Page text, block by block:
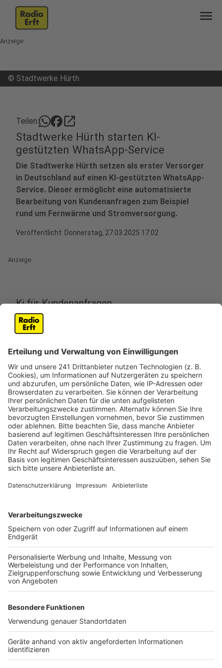
menu
Anzeige
© Stadtwerke Hürth
Teilen: open_in_new
Stadtwerke Hürth starten KI-
gestützten WhatsApp-Service
Die Stadtwerke Hürth setzen als erster Versorger
in Deutschland auf einen KI-gestützten WhatsApp-
Service. Dieser ermöglicht eine automatisierte
Bearbeitung von Kundenanfragen zum Beispiel
rund um Fernwärme und Stromversorgung.
Veröffentlicht: Donnerstag, 27.03.2025 17:02
Anzeige
Ki für Kundenanfragen
Anzeige
Die Stadtwerke Hürth machen es vor – als erster
Versorger in Deutschland setzen die Stadtwerke einen
KI-gestützten WhatsAppService für die Kunden ein.
Das neue System kann selbstständig auf individuelle
Kundenanfragen zur Fernwärme, der Stromversorgung
oder Serviceleistungen wie zum Beispiel
Sperrmüllabholung reagieren, ohne dass ein Mitarbeiter
eingreifen muss. Die KI versteht Kundenfragen und
erstellt automatisch zugeschnittene Antworten, heißt
es. Außerdem kann die KI Kundenanliegen präzise
erfassen und automatisiert an die zuständigen
Abteilungen weiterleiten. So kann den Hürthern
werden, heißt es von den Stadtwerken.
Anzeige
Weitere Themen von Rhein und Erft
Anzeige
Umbau des Freibads Elsdorf: Start der
Bauarbeiten
Bergheim: "Grüne Lunge" wird attraktiver